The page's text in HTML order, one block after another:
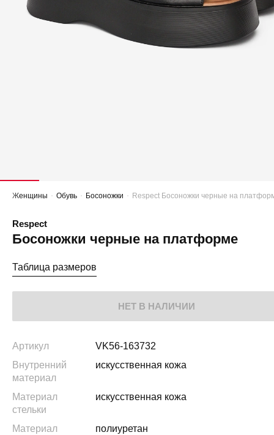
Женщины Обувь Босоножки Respect Босоножки черные на
Respect
Босоножки черные на платформе
Таблица размеров
НЕТ В НАЛИЧИИ
Артикул
VK56-163732
Внутренний
материал
искусственная кожа
Материал
стельки
искусственная кожа
Материал
полиуретан